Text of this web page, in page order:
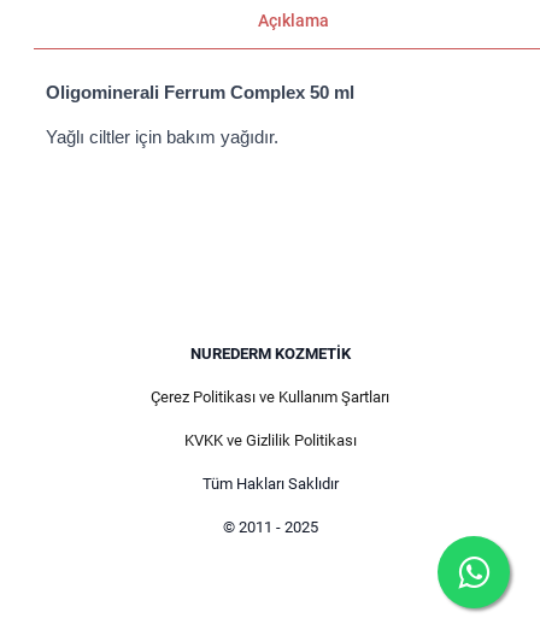
Açıklama
Oligominerali Ferrum Complex 50 ml
Yağlı ciltler için bakım yağıdır.
NUREDERM KOZMETIK
Çerez Politikası ve Kullanım Şartları
KVKK ve Gizlilik Politikası
Tüm Hakları Saklıdır
© 2011 - 2025